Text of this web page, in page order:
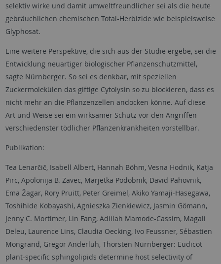
selektiv wirke und damit umweltfreundlicher sei als die heute
gebräuchlichen chemischen Total-Herbizide wie beispielsweise
Glyphosat.
Eine weitere Perspektive, die sich aus der Studie ergebe, sei die
Entwicklung neuartiger biologischer Pflanzenschutzmittel,
sagte Nürnberger. So sei es denkbar, mit speziellen
Zuckermolekülen das giftige Cytolysin so zu blockieren, dass es
nicht mehr an die Pflanzenzellen andocken könne. Auf diese
Art und Weise sei ein wirksamer Schutz vor den Angriffen
verschiedenster tödlicher Pflanzenkrankheiten vorstellbar.
Publikation:
Tea Lenarčič, Isabell Albert, Hannah Böhm, Vesna Hodnik, Katja
Pirc, Apolonija B. Zavec, Marjetka Podobnik, David Pahovnik,
Ema Žagar, Rory Pruitt, Peter Greimel, Akiko Yamaji-Hasegawa,
Toshihide Kobayashi, Agnieszka Zienkiewicz, Jasmin Gömann,
Jenny C. Mortimer, Lin Fang, Adiilah Mamode-Cassim, Magali
Deleu, Laurence Lins, Claudia Oecking, Ivo Feussner, Sébastien
Mongrand, Gregor Anderluh, Thorsten Nürnberger: Eudicot
plant-specific sphingolipids determine host selectivity of